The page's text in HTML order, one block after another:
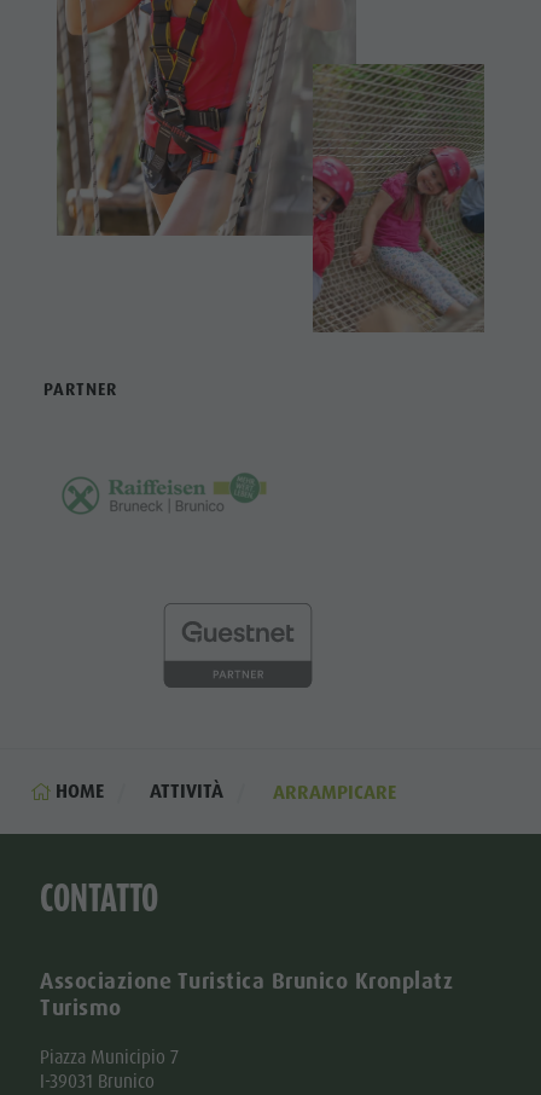
PARTNER
HOME ATTIVITÀ ARRAMPICARE
CONTATTO
Associazione Turistica Brunico Kronplatz
Turismo
Piazza Municipio 7
I-39031 Brunico